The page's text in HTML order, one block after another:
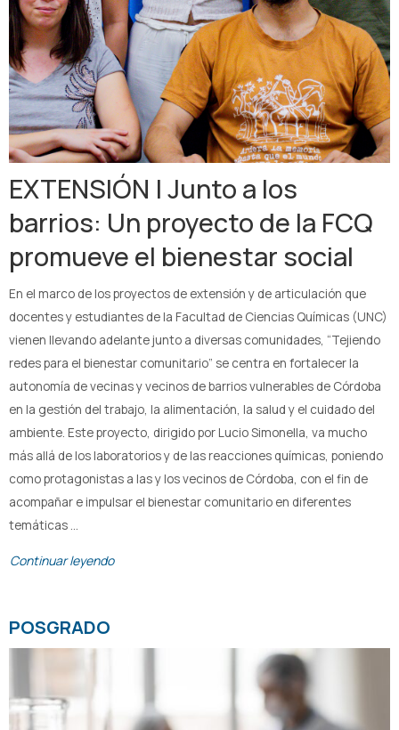
EXTENSIÓN | Junto a los
barrios: Un proyecto de la FCQ
promueve el bienestar social
En el marco de los proyectos de extensión y de articulación que
docentes y estudiantes de la Facultad de Ciencias Químicas (UNC)
vienen llevando adelante junto a diversas comunidades, “Tejiendo
redes para el bienestar comunitario” se centra en fortalecer la
autonomía de vecinas y vecinos de barrios vulnerables de Córdoba
en la gestión del trabajo, la alimentación, la salud y el cuidado del
ambiente. Este proyecto, dirigido por Lucio Simonella, va mucho
más allá de los laboratorios y de las reacciones químicas, poniendo
como protagonistas a las y los vecinos de Córdoba, con el fin de
acompañar e impulsar el bienestar comunitario en diferentes
temáticas …
Continuar leyendo
POSGRADO